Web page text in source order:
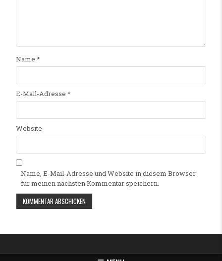
Name *
E-Mail-Adresse *
Website
Name, E-Mail-Adresse und Website in diesem Browser
für meinen nächsten Kommentar speichern.